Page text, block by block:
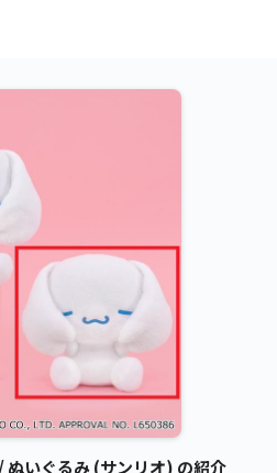
ぬいぐるみ (サンリオ) の紹介